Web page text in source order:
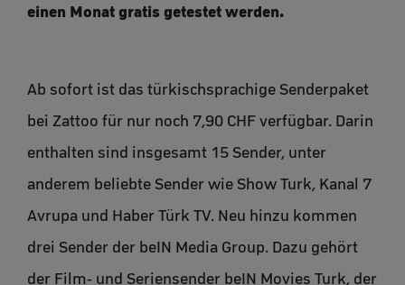
einen Monat gratis getestet werden.
Ab sofort ist das türkischsprachige Senderpaket
bei Zattoo für nur noch 7,90 CHF verfügbar. Darin
enthalten sind insgesamt 15 Sender, unter
anderem beliebte Sender wie Show Turk, Kanal 7
Avrupa und Haber Türk TV. Neu hinzu kommen
drei Sender der beIN Media Group. Dazu gehört
der Film- und Seriensender beIN Movies Turk, der